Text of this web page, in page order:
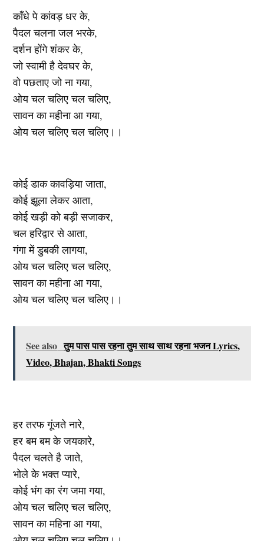
काँधे पे कांवड़ धर के,
पैदल चलना जल भरके,
दर्शन होंगे शंकर के,
जो स्वामी है देवघर के,
वो पछताए जो ना गया,
ओय चल चलिए चल चलिए,
सावन का महीना आ गया,
ओय चल चलिए चल चलिए।।
कोई डाक कावड़िया जाता,
कोई झूला लेकर आता,
कोई खड़ी को बड़ी सजाकर,
चल हरिद्वार से आता,
गंगा में डुबकी लागया,
ओय चल चलिए चल चलिए,
सावन का महीना आ गया,
ओय चल चलिए चल चलिए।।
See also तुम पास पास रहना तुम साथ साथ रहना भजन Lyrics,
Video, Bhajan, Bhakti Songs
हर तरफ गूंजते नारे,
हर बम बम के जयकारे,
पैदल चलते है जाते,
भोले के भक्त प्यारे,
कोई भंग का रंग जमा गया,
ओय चल चलिए चल चलिए,
सावन का महिना आ गया,